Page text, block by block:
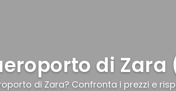
di Zara
di Zara? Confronta i prezzi e